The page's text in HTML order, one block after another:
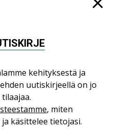
teknologia
euroja
kehityksestä ja
uutiskirjeellä on jo
, miten
käsittelee tietojasi.